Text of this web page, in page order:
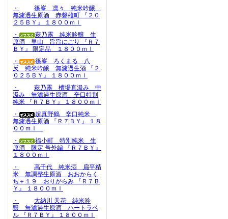
・
篠峯 凛々 純米吟醸
無濾過生原酒 赤磐雄町 『２０
２５ＢＹ』 １８００ｍｌ
・
萩乃露 純米吟醸 生
原酒 里山 旨旨にごり 『Ｒ７
ＢＹ』 限定品 １８００ｍｌ
・
篠峯 ろくまる 八
反 純米吟醸 無濾過生酒 『２
０２５ＢＹ』 １８００ｍｌ
・
萩乃露 槽場直汲み 中
汲み 無濾過生原酒 辛口特別
純米 『Ｒ７ＢＹ』 １８００ｍｌ
・
超真野鶴 辛口純米
無濾過生原酒 『Ｒ７ＢＹ』 １８
００ｍｌ
・
福小町 特別純米 生
原酒 限定 号外編 『Ｒ７ＢＹ』
１８００ｍｌ
・
高千代 純米酒 扁平精
米 無調整生原酒 おおからく
ち＋１９ おりがらみ 『Ｒ７Ｂ
Ｙ』 １８００ｍｌ
・
大納川 天花 純米吟
醸 無濾過生原酒 ハートラベ
ル 『Ｒ７ＢＹ』 １８００ｍｌ